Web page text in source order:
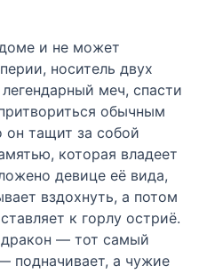
и не может
носитель двух
меч, спасти
обычным
он тащит за собой
которая владеет
девице её вида,
вздохнуть, а потом
к горлу остриё.
дракон — тот самый
подначивает, а чужие